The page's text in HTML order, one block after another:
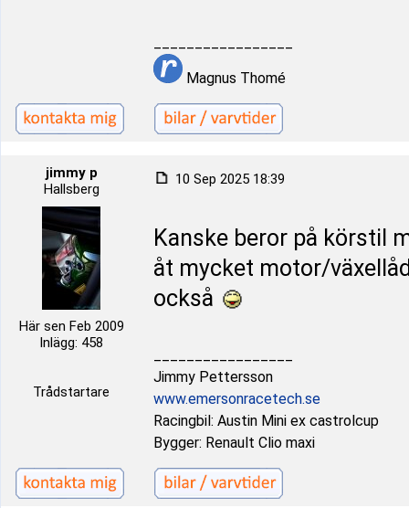
Magnus Thomé
jimmy p
Hallsberg
Här sen Feb 2009
Inlägg: 458
Trådstartare
10 Sep 2025 18:39
Kanske beror på körstil
åt mycket motor/
också
Jimmy Pettersson
www.emersonracetech.se
Racingbil: Austin Mini ex castrolcup
Bygger: Renault Clio maxi